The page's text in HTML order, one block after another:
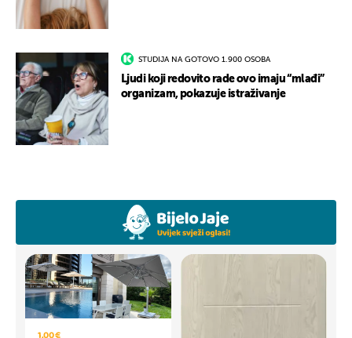
STUDIJA NA GOTOVO 1.900 OSOBA
Ljudi koji redovito rade ovo imaju “mlađi”
organizam, pokazuje istraživanje